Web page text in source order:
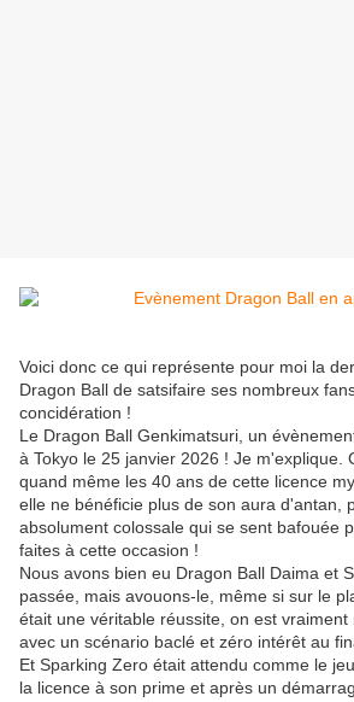
Voici donc ce qui représente pour moi la
Dragon Ball de satsifaire ses nombreux
concidération !
Le Dragon Ball Genkimatsuri, un
à Tokyo le 25 janvier 2026 ! Je m'explique.
quand même les 40 ans de cette licence
elle ne bénéficie plus de son aura d'antan,
absolument colossale qui se sent bafouée
faites à cette occasion !
Nous avons bien eu Dragon Ball Daima et
passée, mais avouons-le, même si sur le
était une véritable réussite, on est
avec un scénario baclé et zéro intérêt au
Et Sparking Zero était attendu comme le
la licence à son prime et après un